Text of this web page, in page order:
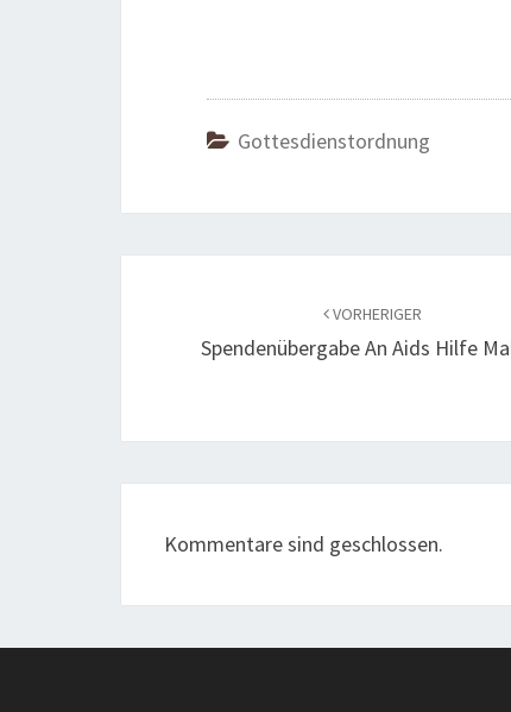
Gottesdienstordnung
VORHERIGER
Spendenübergabe An Aids Hilfe
Kommentare sind geschlossen.